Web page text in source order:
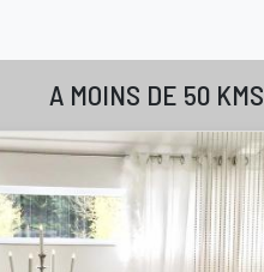
A MOINS DE 50 KMS